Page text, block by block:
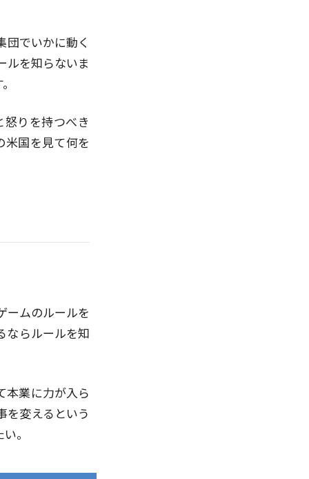
団でいかに動く
ルを知らないま
りを持つべき
国を見て何を
ームのルールを
ならルールを知
本業に力が入ら
を変えるという
。